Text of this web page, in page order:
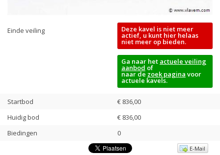
Einde veiling Deze kavel is niet meer
actief, u kunt hier helaas
niet meer op bieden.
Ga naar het actuele veiling
aanbod of
naar de zoek pagina voor
actuele kavels.
Startbod
€ 836,00
Huidig bod
€ 836,00
Biedingen
0
E-Mail